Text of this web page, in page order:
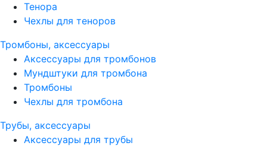
Тенора
Чехлы для теноров
Тромбоны, аксессуары
Аксессуары для тромбонов
Мундштуки для тромбона
Тромбоны
Чехлы для тромбона
Трубы, аксессуары
Аксессуары для трубы